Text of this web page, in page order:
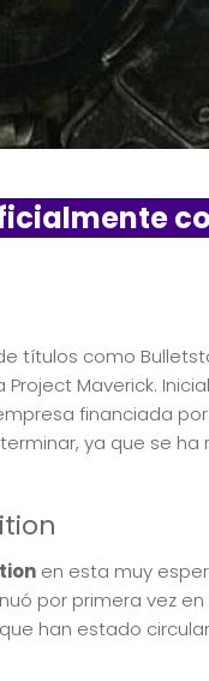
títulos como
Maverick.
financiada
ya que se ha
en esta muy
por primera vez
han estado